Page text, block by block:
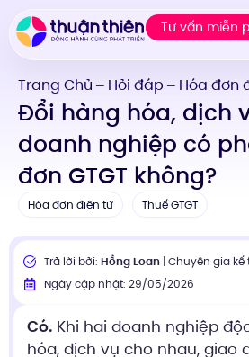
Tư vấn miễn
Trang Chủ — Hỏi đáp — Hóa đơn
Đổi hàng hóa, dịch
doanh nghiệp có
đơn GTGT không?
Hóa đơn điện tử Thuế GTGT
Trả lời bởi: Hồng Loan| Chuyên gia
Ngày cập nhật: 29/05/2026
Có. Khi hai doanh nghiệp
hóa, dịch vụ cho nhau, giao